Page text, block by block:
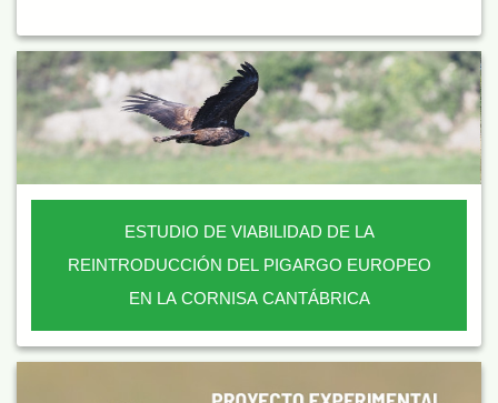
ESTUDIO DE VIABILIDAD DE LA
REINTRODUCCIÓN DEL PIGARGO EUROPEO
EN LA CORNISA CANTÁBRICA